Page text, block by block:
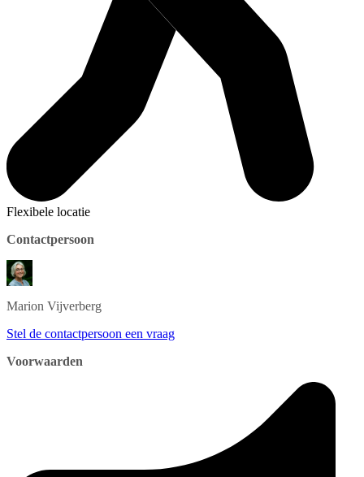
Flexibele locatie
Contactpersoon
Marion Vijverberg
Stel de contactpersoon een vraag
Voorwaarden